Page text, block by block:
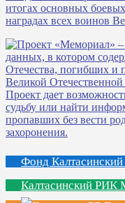
Фонд
Калтасинский РИК